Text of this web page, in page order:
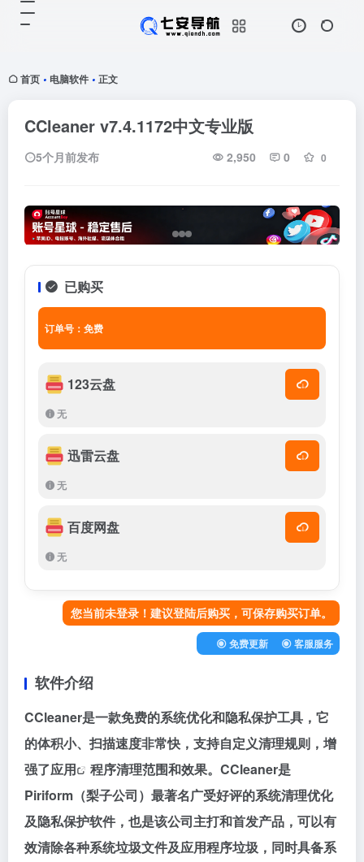
首页 • 电脑软件 • 正文
CCleaner v7.4.1172中文专业版
5个月前发布 2,950 0 0
已购买
订单号：免费
123云盘
无
迅雷云盘
无
百度网盘
无
您当前未登录！建议登陆后购买，可保存购买订单。
免费更新 客服服务
软件介绍
CCleaner是一款免费的系统优化和隐私保护工具，它
的体积小、扫描速度非常快，支持自定义清理规则，增
强了应用
程序清理范围和效果。CCleaner是
Piriform（梨子公司）最著名广受好评的系统清理优化
及隐私保护软件，也是该公司主打和首发产品，可以有
效清除各种系统垃圾文件及应用程序垃圾，同时具备系